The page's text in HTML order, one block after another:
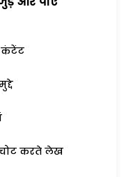
कंटेंट
करते लेख